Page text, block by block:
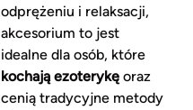
odprężeniu i relaksacji,
akcesorium to jest
idealne dla osób, które
kochają ezoterykęoraz
cenią tradycyjne metody